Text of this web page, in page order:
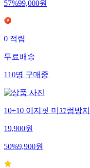
57%99,000원
0적립
무료배송
110명구매중
10+10 이지핏 미끄럼방
19,900원
50%9,900원